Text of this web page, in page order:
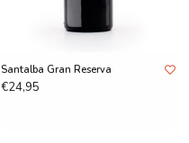
Santalba Gran Reserva
€24,95